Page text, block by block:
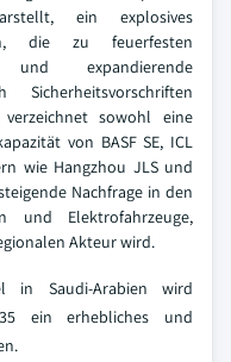
ein explosives
die zu feuerfesten
und expandierende
sowohl eine
von BASF SE, ICL
wie Hangzhou JLS und
Nachfrage in den
und Elektrofahrzeuge,
Akteur wird.
in Saudi-Arabien wird
ein erhebliches und